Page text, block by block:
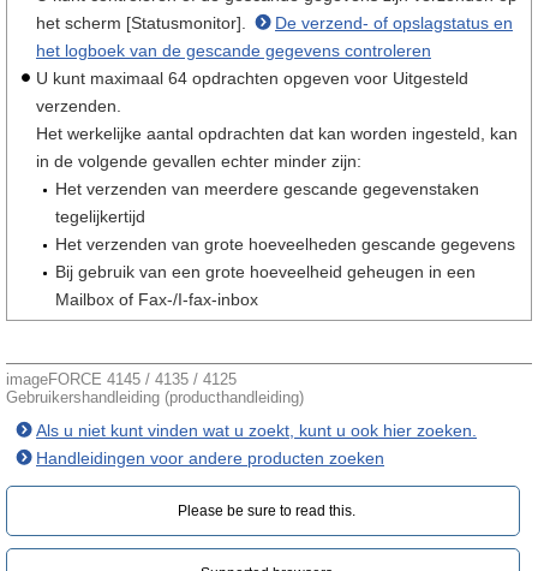
het scherm [Statusmonitor].
De verzend- of opslagstatus en
het logboek van de gescande gegevens controleren
U kunt maximaal 64 opdrachten opgeven voor Uitgesteld
verzenden.
Het werkelijke aantal opdrachten dat kan worden ingesteld, kan
in de volgende gevallen echter minder zijn:
Het verzenden van meerdere gescande gegevenstaken
tegelijkertijd
Het verzenden van grote hoeveelheden gescande gegevens
Bij gebruik van een grote hoeveelheid geheugen in een
Mailbox of Fax-/I-fax-inbox
imageFORCE 4145 / 4135 / 4125
Gebruikershandleiding (producthandleiding)
Als u niet kunt vinden wat u zoekt, kunt u ook hier zoeken.
Handleidingen voor andere producten zoeken
Please be sure to read this.‎